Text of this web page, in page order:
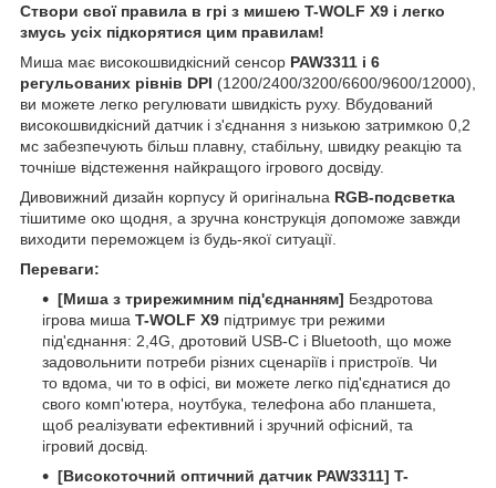
Створи свої правила в грі з мишею T-WOLF X9 і легко
змусь усіх підкорятися цим правилам!
Миша має високошвидкісний сенсор PAW3311 і 6
регульованих рівнів DPI (1200/2400/3200/6600/9600/12000),
ви можете легко регулювати швидкість руху. Вбудований
високошвидкісний датчик і з'єднання з низькою затримкою 0,2
мс забезпечують більш плавну, стабільну, швидку реакцію та
точніше відстеження найкращого ігрового досвіду.
Дивовижний дизайн корпусу й оригінальна RGB-подсветка
тішитиме око щодня, а зручна конструкція допоможе завжди
виходити переможцем із будь-якої ситуації.
Переваги:
[Миша з трирежимним під'єднанням] Бездротова
ігрова миша T-WOLF X9 підтримує три режими
під'єднання: 2,4G, дротовий USB-C і Bluetooth, що може
задовольнити потреби різних сценаріїв і пристроїв. Чи
то вдома, чи то в офісі, ви можете легко під'єднатися до
свого комп'ютера, ноутбука, телефона або планшета,
щоб реалізувати ефективний і зручний офісний, та
ігровий досвід.
[Високоточний оптичний датчик PAW3311] T-